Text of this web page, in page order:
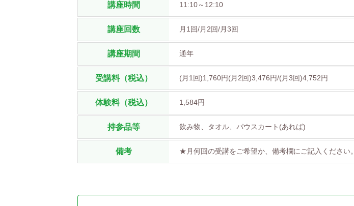
講座時間 11:10～12:10
講座回数 月1回/月2回/月3回
講座期間 通年
受講料（税込） (月1回)1,760円(月2回)3,476円/(月3回)4,752円
体験料（税込） 1,584円
持参品等 飲み物、タオル、パウスカート(あれば)
備考 ★月何回の受講をご希望か、備考欄にご記入ください。